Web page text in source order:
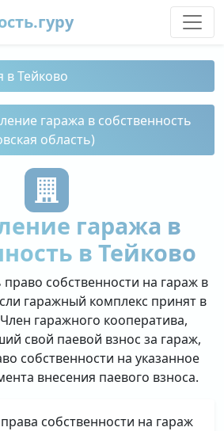
в Тейково
гаража в собственность
область)
гаража в
в Тейково
собственности на гараж в
гаражный комплекс принят в
гаражного кооператива,
свой паевой взнос за гараж,
собственности на указанное
внесения паевого взноса.
собственности на гараж